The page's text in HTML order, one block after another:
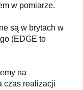
w pomiarze.
są w brytach w
(EDGE to
na
czas realizacji